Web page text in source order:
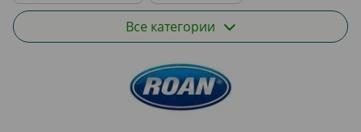
Гигиена и уход Cybex
Все категории